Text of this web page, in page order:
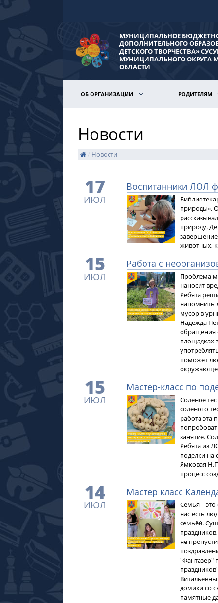
МУНИЦИПАЛЬНОЕ
ДОПОЛНИТЕЛЬНОГО
ДЕТСКОГО ТВОРЧЕСТВА»
МУНИЦИПАЛЬНОГО ОКРУГА
ОБЛАСТИ
ОБ ОРГАНИЗАЦИИ РОДИТЕЛЯМ
Новости
/ Новости
17
ИЮЛ
Воспитанники ЛОЛ
природы».
природу.
животных,
15
ИЮЛ
Работа с
Проблема
наносит
Ребята
напомнить
мусор в
Надежда
обращения
площадках
поможет
15
ИЮЛ
Мастер-класс по
Соленое
солёного
работа эта
занятие.
Ребята из
поделки на
Ямковая
процесс
14
ИЮЛ
Мастер класс
Семья – это
нас есть
семьёй.
не
"Фантазер"
домики со
памятные